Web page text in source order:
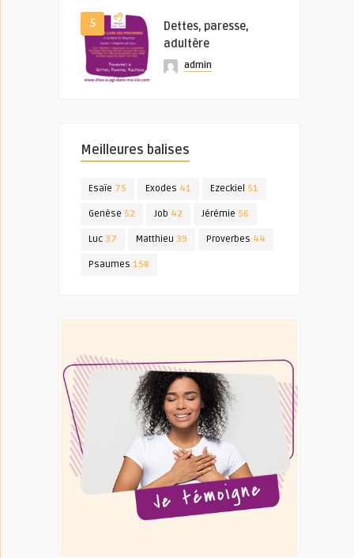
5
Dettes, paresse,
adultère
admin
Meilleures balises
Esaïe 75 Exodes 41 Ezeckiel 51
Genèse 52 Job 42 Jérémie 56
Luc 37 Matthieu 39 Proverbes 44
Psaumes 158